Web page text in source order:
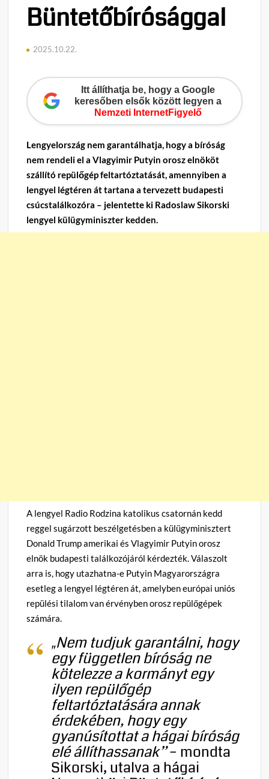
Büntetőbírósággal
2025.10.22.
Itt állíthatja be, hogy a Google
keresőben elsők között legyen a
Nemzeti InternetFigyelő
Lengyelország nem garantálhatja, hogy a bíróság
nem rendeli el a Vlagyimir Putyin orosz elnököt
szállító repülőgép feltartóztatását, amennyiben a
lengyel légtéren át tartana a tervezett budapesti
csúcstalálkozóra – jelentette ki Radoslaw Sikorski
lengyel külügyminiszter kedden.
A lengyel Radio Rodzina katolikus csatornán kedd
reggel sugárzott beszélgetésben a külügyminisztert
Donald Trump amerikai és Vlagyimir Putyin orosz
elnök budapesti találkozójáról kérdezték. Válaszolt
arra is, hogy utazhatna-e Putyin Magyarországra
esetleg a lengyel légtéren át, amelyben európai uniós
repülési tilalom van érvényben orosz repülőgépek
számára.
„Nem tudjuk garantálni, hogy
egy független bíróság ne
kötelezze a kormányt egy
ilyen repülőgép
feltartóztatására annak
érdekében, hogy egy
gyanúsítottat a hágai bíróság
elé állíthassanak”– mondta
Sikorski, utalva a hágai